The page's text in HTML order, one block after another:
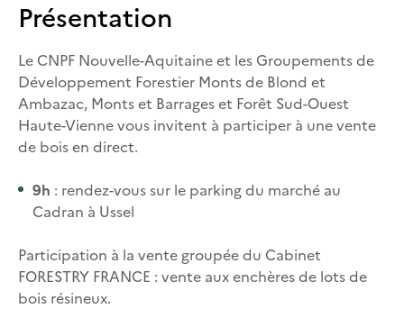
Présentation
Le CNPF Nouvelle-Aquitaine et les Groupements de
Développement Forestier Monts de Blond et
Ambazac, Monts et Barrages et Forêt Sud-Ouest
Haute-Vienne vous invitent à participer à une vente
de bois en direct.
9h : rendez-vous sur le parking du marché au
Cadran à Ussel
Participation à la vente groupée du Cabinet
FORESTRY FRANCE : vente aux enchères de lots de
bois résineux.